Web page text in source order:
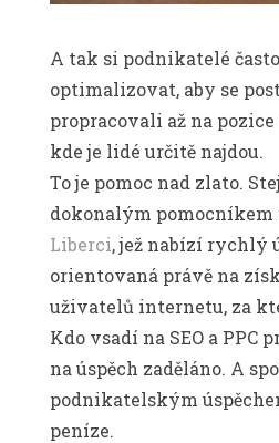
A tak si podnikatelé
optimalizovat, aby se
propracovali až na
kde je lidé určitě najdou.
To je pomoc nad zlato.
dokonalým pomocníkem
Liberci, jež nabízí rychlý
orientovaná právě na
uživatelů internetu, za
Kdo vsadí na SEO a PPC
na úspěch zaděláno. A
podnikatelským
peníze.